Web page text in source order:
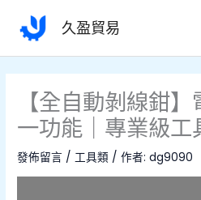
要
久盈貿易
【全自動剝線鉗
一功能｜專業級工
發佈留言 /工具類 / 作者:dg9090